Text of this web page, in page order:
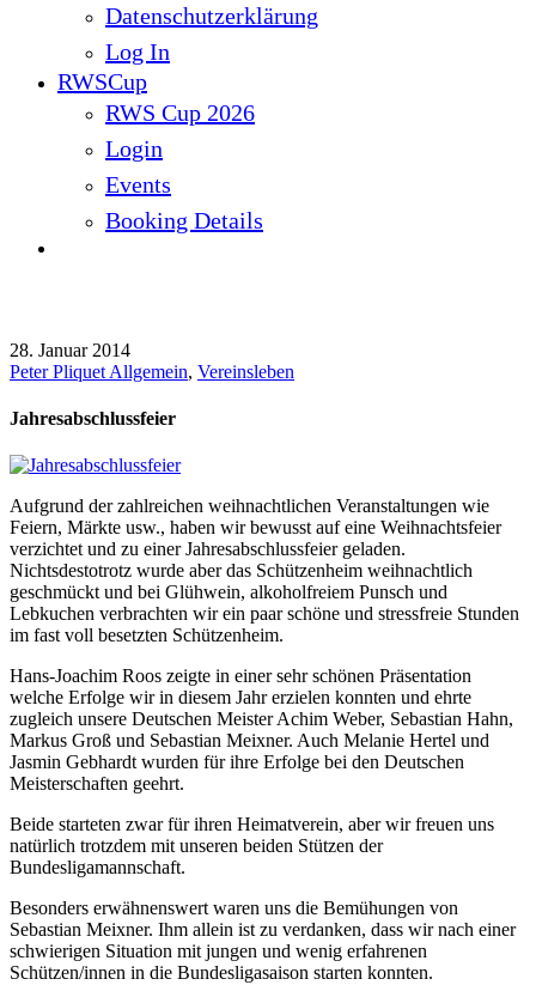
Datenschutzerklärung
Log In
RWSCup
RWS Cup 2026
Login
Events
Booking Details
28. Januar 2014
Peter Pliquet Allgemein, Vereinsleben
Jahresabschlussfeier
Aufgrund der zahlreichen weihnachtlichen Veranstaltungen wie
Feiern, Märkte usw., haben wir bewusst auf eine Weihnachtsfeier
verzichtet und zu einer Jahresabschlussfeier geladen.
Nichtsdestotrotz wurde aber das Schützenheim weihnachtlich
geschmückt und bei Glühwein, alkoholfreiem Punsch und
Lebkuchen verbrachten wir ein paar schöne und stressfreie Stunden
im fast voll besetzten Schützenheim.
Hans-Joachim Roos zeigte in einer sehr schönen Präsentation
welche Erfolge wir in diesem Jahr erzielen konnten und ehrte
zugleich unsere Deutschen Meister Achim Weber, Sebastian Hahn,
Markus Groß und Sebastian Meixner. Auch Melanie Hertel und
Jasmin Gebhardt wurden für ihre Erfolge bei den Deutschen
Meisterschaften geehrt.
Beide starteten zwar für ihren Heimatverein, aber wir freuen uns
natürlich trotzdem mit unseren beiden Stützen der
Bundesligamannschaft.
Besonders erwähnenswert waren uns die Bemühungen von
Sebastian Meixner. Ihm allein ist zu verdanken, dass wir nach einer
schwierigen Situation mit jungen und wenig erfahrenen
Schützen/innen in die Bundesligasaison starten konnten.